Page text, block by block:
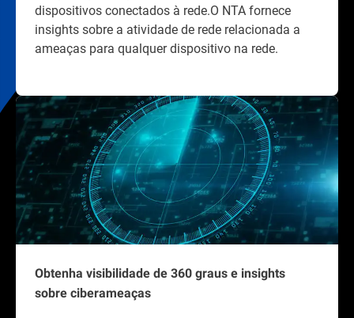
dispositivos conectados à rede.O NTA fornece
insights sobre a atividade de rede relacionada a
ameaças para qualquer dispositivo na rede.
Obtenha visibilidade de 360 graus e insights
sobre ciberameaças